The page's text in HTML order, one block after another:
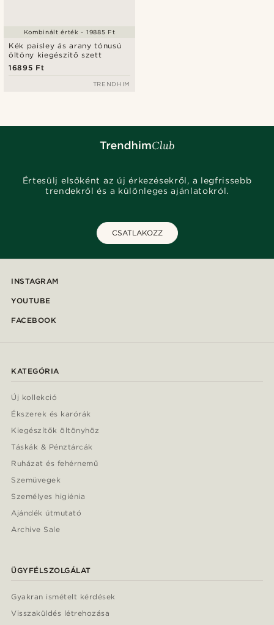
Kék paisley ás arany tónusú
öltöny kiegészítő szett
16895 Ft
Kombinált érték - 19885 Ft
TRENDHIM
Értesülj elsőként az új érkezésekről, a legfrissebb
trendekről és a különleges ajánlatokról.
CSATLAKOZZ
INSTAGRAM
YOUTUBE
FACEBOOK
KATEGÓRIA
Új kollekció
Ékszerek és karórák
Kiegészítők öltönyhöz
Táskák & Pénztárcák
Ruházat és fehérnemű
Szemüvegek
Személyes higiénia
Ajándék útmutató
Archive Sale
ÜGYFÉLSZOLGÁLAT
Gyakran ismételt kérdések
Visszaküldés létrehozása